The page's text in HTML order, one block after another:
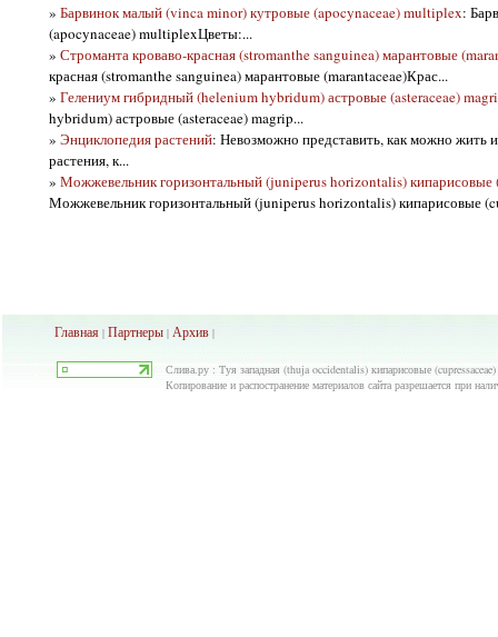
» Барвинок малый (vinca minor) кутровые (apocynaceae) multiplex:
(apocynaceae) multiplexЦветы:...
» Строманта кроваво-красная (stromanthe sanguinea) марантовые
красная (stromanthe sanguinea) марантовые (marantaceae)Крас...
» Гелениум гибридный (helenium hybridum) астровые (asteraceae)
hybridum) астровые (asteraceae) magrip...
» Энциклопедия растений: Невозможно представить, как можно жить
растения, к...
» Можжевельник горизонтальный (juniperus horizontalis) кипарисовые
Можжевельник горизонтальный (juniperus horizontalis) кипарисовые
Главная| Партнеры| Архив|
Слива.ру : Туя западная (thuja occidentalis) кипарисовые
Копирование и распостранение материалов сайта разрешается при